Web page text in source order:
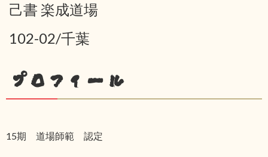
己書 楽成道場
102-02/千葉
プロフィール
15期 道場師範 認定